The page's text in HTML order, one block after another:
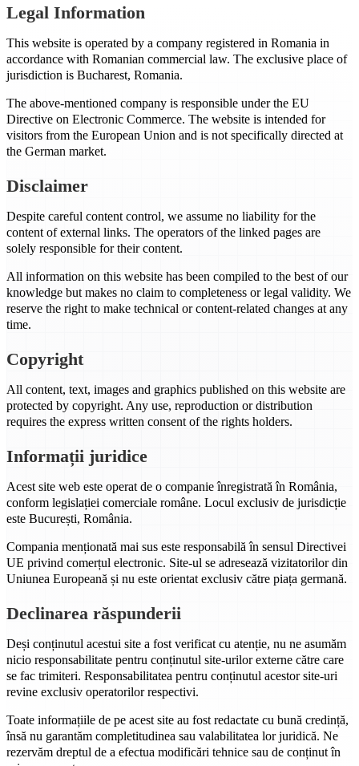
Legal Information
This website is operated by a company registered in Romania in
accordance with Romanian commercial law. The exclusive place of
jurisdiction is Bucharest, Romania.
The above-mentioned company is responsible under the EU
Directive on Electronic Commerce. The website is intended for
visitors from the European Union and is not specifically directed at
the German market.
Disclaimer
Despite careful content control, we assume no liability for the
content of external links. The operators of the linked pages are
solely responsible for their content.
All information on this website has been compiled to the best of our
knowledge but makes no claim to completeness or legal validity. We
reserve the right to make technical or content-related changes at any
time.
Copyright
All content, text, images and graphics published on this website are
protected by copyright. Any use, reproduction or distribution
requires the express written consent of the rights holders.
Informații juridice
Acest site web este operat de o companie înregistrată în România,
conform legislației comerciale române. Locul exclusiv de jurisdicție
este București, România.
Compania menționată mai sus este responsabilă în sensul Directivei
UE privind comerțul electronic. Site-ul se adresează vizitatorilor din
Uniunea Europeană și nu este orientat exclusiv către piața germană.
Declinarea răspunderii
Deși conținutul acestui site a fost verificat cu atenție, nu ne asumăm
nicio responsabilitate pentru conținutul site-urilor externe către care
se fac trimiteri. Responsabilitatea pentru conținutul acestor site-uri
revine exclusiv operatorilor respectivi.
Toate informațiile de pe acest site au fost redactate cu bună credință,
însă nu garantăm completitudinea sau valabilitatea lor juridică. Ne
rezervăm dreptul de a efectua modificări tehnice sau de conținut în